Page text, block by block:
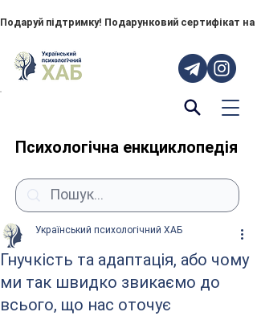
Подаруй підтримку! Подарунковий сертифікат
Психологічна енкциклопедія
Гнучкість та адаптація, або чому
ми так швидко звикаємо до
всього, що нас оточує
Український психологічний ХАБ